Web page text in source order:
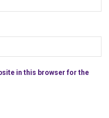
in this browser for the